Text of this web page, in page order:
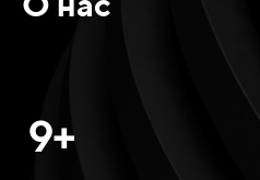
9+